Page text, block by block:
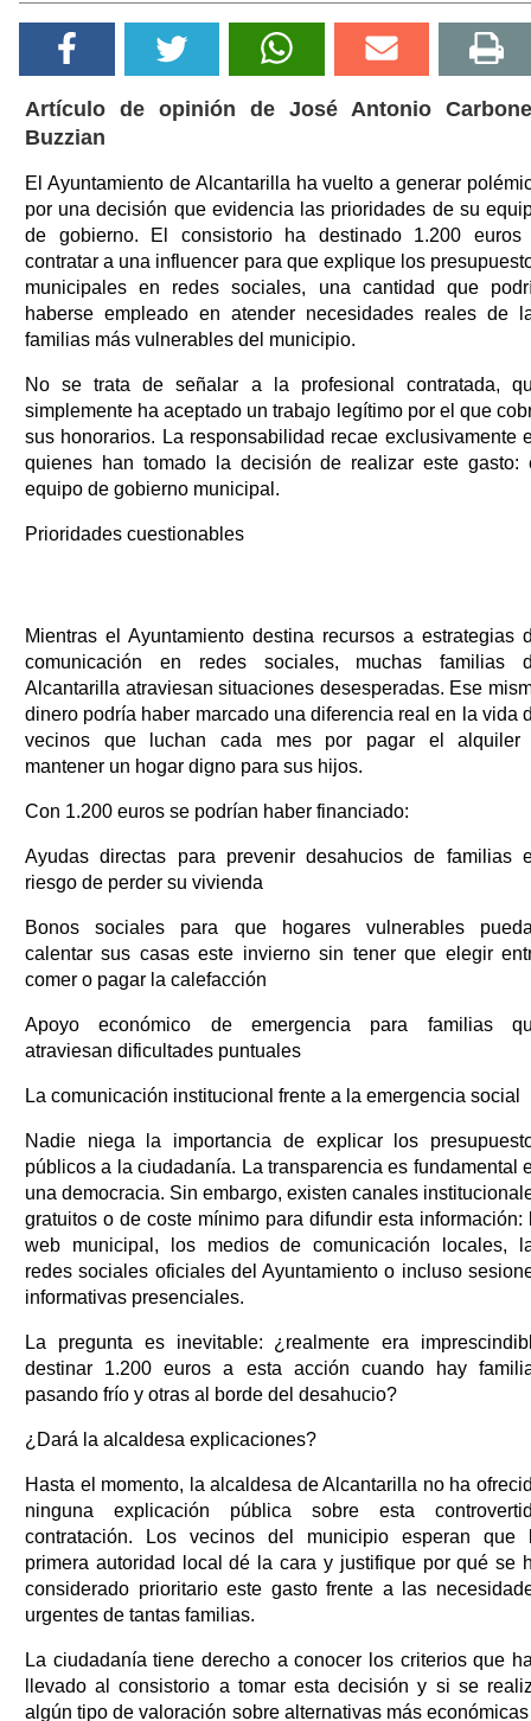
Artículo de opinión de José Antonio
Buzzian
El Ayuntamiento de Alcantarilla ha vuelto a generar
por una decisión que evidencia las prioridades de su
de gobierno. El consistorio ha destinado 1.200 euros
contratar a una influencer para que explique los
municipales en redes sociales, una cantidad que
haberse empleado en atender necesidades reales de
familias más vulnerables del municipio.
No se trata de señalar a la profesional contratada,
simplemente ha aceptado un trabajo legítimo por el que
sus honorarios. La responsabilidad recae exclusivamente
quienes han tomado la decisión de realizar este gasto:
equipo de gobierno municipal.
Prioridades cuestionables
Mientras el Ayuntamiento destina recursos a estrategias
comunicación en redes sociales, muchas familias
Alcantarilla atraviesan situaciones desesperadas. Ese
dinero podría haber marcado una diferencia real en la vida
vecinos que luchan cada mes por pagar el alquiler
mantener un hogar digno para sus hijos.
Con 1.200 euros se podrían haber financiado:
Ayudas directas para prevenir desahucios de familias
riesgo de perder su vivienda
Bonos sociales para que hogares vulnerables
calentar sus casas este invierno sin tener que elegir
comer o pagar la calefacción
Apoyo económico de emergencia para familias
atraviesan dificultades puntuales
La comunicación institucional frente a la emergencia social
Nadie niega la importancia de explicar los
públicos a la ciudadanía. La transparencia es fundamental
una democracia. Sin embargo, existen canales
gratuitos o de coste mínimo para difundir esta información:
web municipal, los medios de comunicación locales,
redes sociales oficiales del Ayuntamiento o incluso
informativas presenciales.
La pregunta es inevitable: ¿realmente era
destinar 1.200 euros a esta acción cuando hay
pasando frío y otras al borde del desahucio?
¿Dará la alcaldesa explicaciones?
Hasta el momento, la alcaldesa de Alcantarilla no ha
ninguna explicación pública sobre esta
contratación. Los vecinos del municipio esperan que
primera autoridad local dé la cara y justifique por qué se
considerado prioritario este gasto frente a las
urgentes de tantas familias.
La ciudadanía tiene derecho a conocer los criterios que
llevado al consistorio a tomar esta decisión y si se
algún tipo de valoración sobre alternativas más